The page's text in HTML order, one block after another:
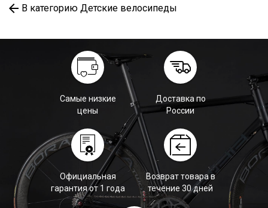
В категорию Детские велосипеды
Самые низкие
цены
Доставка по
России
Официальная
гарантия от 1 года
Возврат товара в
течение 30 дней